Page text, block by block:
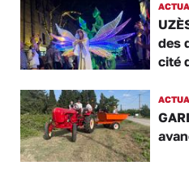
des
cité